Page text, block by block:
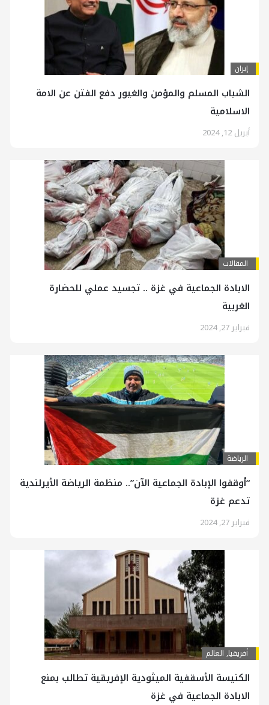
إيران
الشباب المسلم والمؤمن والغيور دفع الفتن عن الامة
الاسلامية
أبريل 12, 2024
المقالات
الابادة الجماعية في غزة .. تجسيد عملي للحضارة
الغربية
فبراير 27, 2024
الرياضة
“أوقفوا الإبادة الجماعية الآن”.. منظمة الرياضة الأيرلندية
تدعم غزة
فبراير 27, 2024
أفريقيا, العالم
الكنيسة الأسقفية الميثودية الإفريقية تطالب بمنع
الابادة الجماعية في غزة